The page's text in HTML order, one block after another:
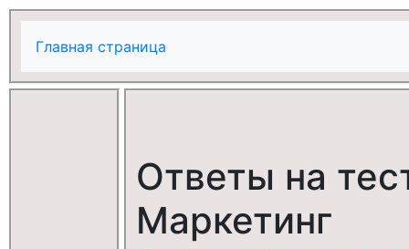
Главная страница
Ответы на
Маркетинг